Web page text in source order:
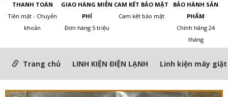
THANH TOÁN
Tiền mặt - Chuyển
khoản
GIAO HÀNG MIỄN
PHÍ
Đơn hàng 5 triệu
CAM KẾT BẢO MẬT
Cam kết bảo mật
BẢO HÀNH SẢN
PHẨM
Chính hãng 24
tháng
Trang chủ LINH KIỆN ĐIỆN LẠNH Linh kiện máy giặt